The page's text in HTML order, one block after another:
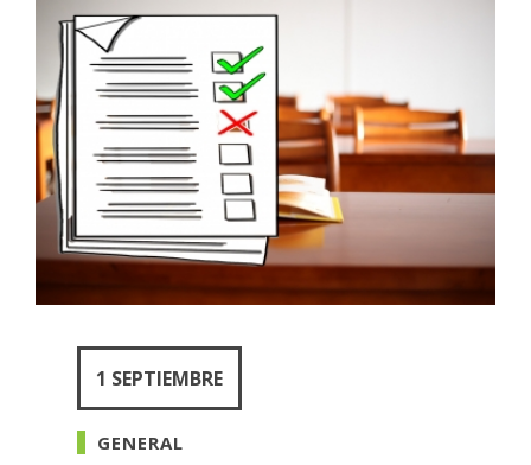
1 SEPTIEMBRE
GENERAL